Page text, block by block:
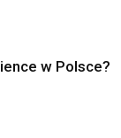
w Polsce?